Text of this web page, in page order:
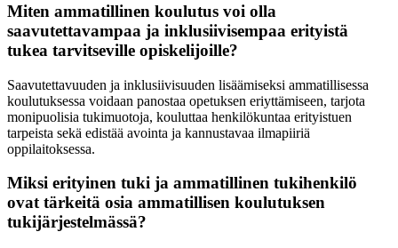
Miten ammatillinen koulutus voi olla
saavutettavampaa ja inklusiivisempaa erityistä
tukea tarvitseville opiskelijoille?
Saavutettavuuden ja inklusiivisuuden lisäämiseksi ammatillisessa
koulutuksessa voidaan panostaa opetuksen eriyttämiseen, tarjota
monipuolisia tukimuotoja, kouluttaa henkilökuntaa erityistuen
tarpeista sekä edistää avointa ja kannustavaa ilmapiiriä
oppilaitoksessa.
Miksi erityinen tuki ja ammatillinen tukihenkilö
ovat tärkeitä osia ammatillisen koulutuksen
tukijärjestelmässä?